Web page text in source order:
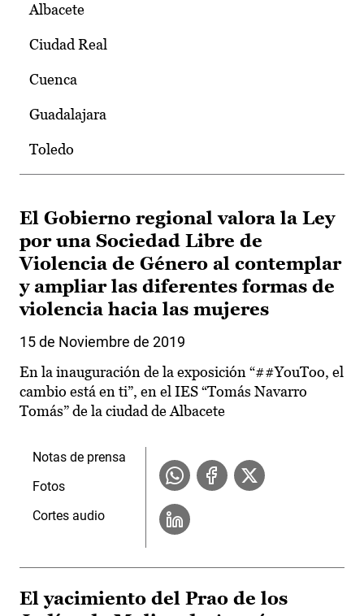
Albacete
Ciudad Real
Cuenca
Guadalajara
Toledo
El Gobierno regional valora la Ley
por una Sociedad Libre de
Violencia de Género al contemplar
y ampliar las diferentes formas de
violencia hacia las mujeres
15 de Noviembre de 2019
En la inauguración de la exposición “##YouToo, el
cambio está en ti”, en el IES “Tomás Navarro
Tomás” de la ciudad de Albacete
Notas de prensa
Fotos
Cortes audio
El yacimiento del Prao de los